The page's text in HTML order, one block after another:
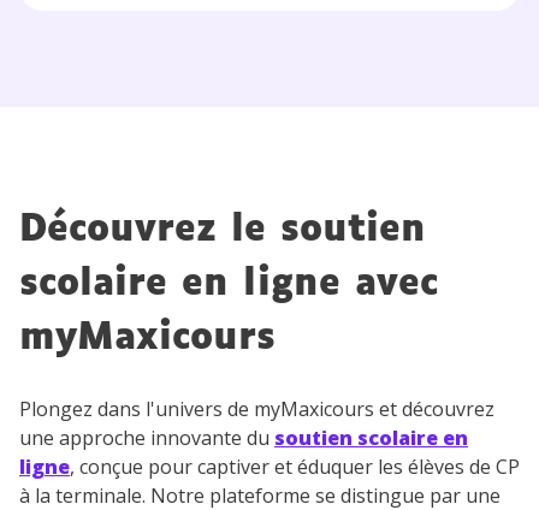
Découvrez le soutien
scolaire en ligne avec
myMaxicours
Plongez dans l'univers de myMaxicours et découvrez
une approche innovante du soutien scolaire en
ligne, conçue pour captiver et éduquer les élèves de CP
à la terminale. Notre plateforme se distingue par une